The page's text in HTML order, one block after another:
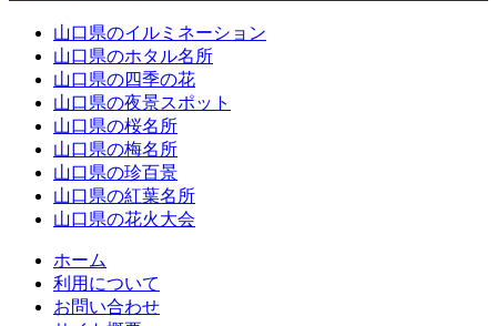
山口県のイルミネーション
山口県のホタル名所
山口県の四季の花
山口県の夜景スポット
山口県の桜名所
山口県の梅名所
山口県の珍百景
山口県の紅葉名所
山口県の花火大会
ホーム
利用について
お問い合わせ